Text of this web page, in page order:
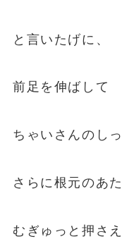
と言いたげに、
前足を伸ばして
ちゃいさんのし
さらに根元のあ
むぎゅっと押さ